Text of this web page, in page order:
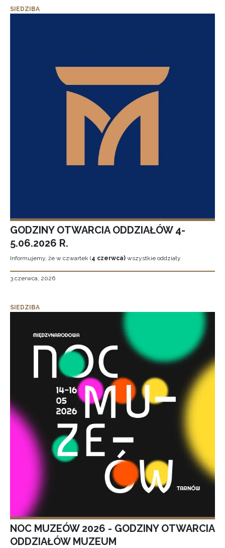
SIEDZIBA
GODZINY OTWARCIA ODDZIAŁÓW 4-
5.06.2026 R.
Informujemy, że w czwartek (4 czerwca) wszystkie oddziały
3 czerwca, 2026
SIEDZIBA
NOC MUZEÓW 2026 - GODZINY OTWARCIA
ODDZIAŁÓW MUZEUM